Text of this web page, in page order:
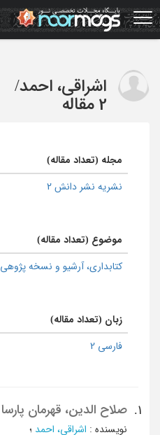
Skip
to
main
اشراقی، احمد/
2 مقاله
مجله (تعداد مقاله)
نشریه نشر دانش 2
موضوع (تعداد مقاله)
كتابداری، آرشیو و نسخه پژوهی 2
زبان (تعداد مقاله)
فارسی 2
1. صلاح الدین، قهرمان پارسا
نویسنده : اشراقی، احمد ؛